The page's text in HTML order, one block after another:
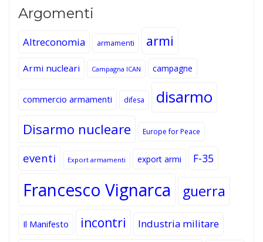
Argomenti
Altreconomia armamenti armi
Armi nucleari Campagna ICAN campagne
commercio armamenti difesa disarmo
Disarmo nucleare Europe for Peace
eventi Export armamenti export armi F-35
Francesco Vignarca guerra
Il Manifesto incontri Industria militare